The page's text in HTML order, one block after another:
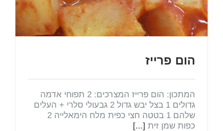
הום פרייז
המתכון: הום פרייז המצרכים: 2 תפוחי אדמה
גדולים 1 בצל יבש גדול 2 גבעולי סלרי + העלים
שלהם 1 בטטה חצי כפית מלח הימאלייה 2
כפות שמן זית [...]